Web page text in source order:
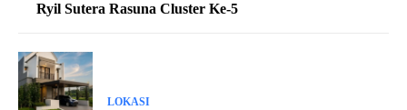
Ryil Sutera Rasuna Cluster Ke-5
LOKASI